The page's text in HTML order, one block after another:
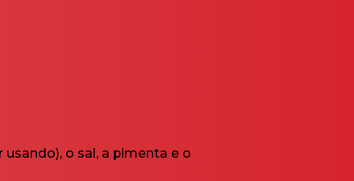
o sal, a pimenta e o